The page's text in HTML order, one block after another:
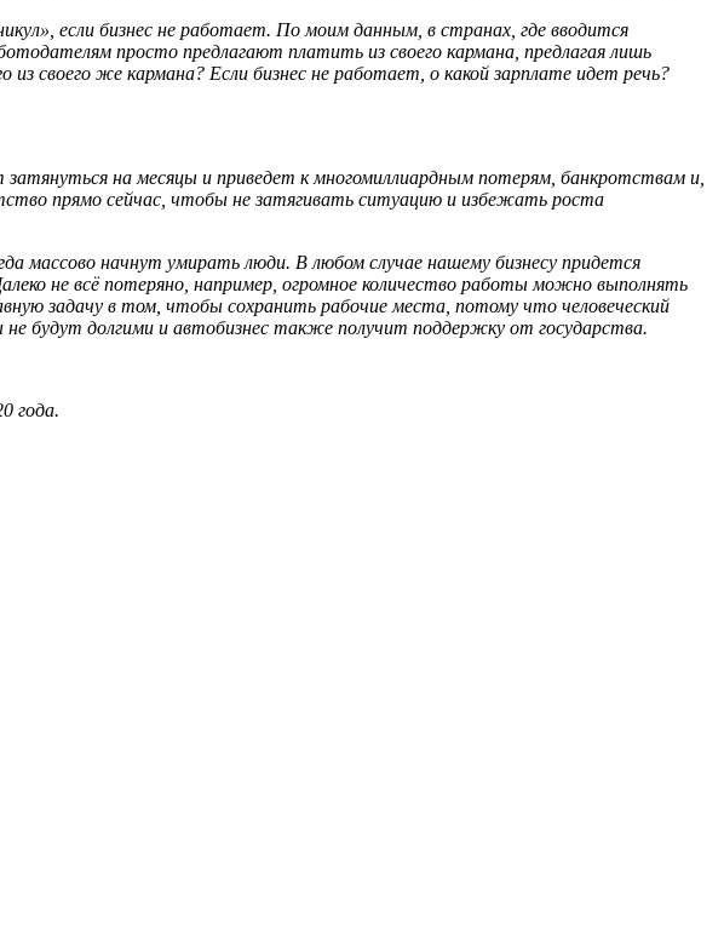
если бизнес не работает. По моим данным, в странах, где вводится
просто предлагают платить из своего кармана, предлагая лишь
своего же кармана? Если бизнес не работает, о какой зарплате идет речь?
на месяцы и приведет к многомиллиардным потерям, банкротствам и,
прямо сейчас, чтобы не затягивать ситуацию и избежать роста
массово начнут умирать люди. В любом случае нашему бизнесу придется
не всё потеряно, например, огромное количество работы можно выполнять
задачу в том, чтобы сохранить рабочие места, потому что человеческий
будут долгими и автобизнес также получит поддержку от государства.
года.